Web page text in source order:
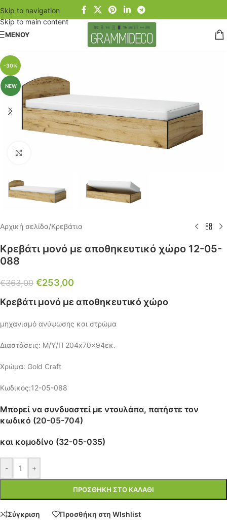
Skip to navigation
Skip to main content
ΜΕΝΟΥ
-30%
NEW
Αρχική σελίδα/Κρεβάτια
Κρεβάτι μονό με αποθηκευτικό χώρο 12-05-
088
€363,00 €253,00
Κρεβάτι μονό με αποθηκευτικό χώρο
μηχανισμό ανύψωσης και στρώμα
Διαστάσεις: Μ/Υ/Π 204x70x94εκ.
Χρώμα: Gold Craft
Κωδικός:12-05-088
Μπορεί να συνδυαστεί με ντουλάπα, πατήστε τον
κωδικό (20-05-704)
και κομοδίνο (32-05-035)
- +
ΠΡΟΣΘΉΚΗ ΣΤΟ ΚΑΛΆΘΙ
Σύγκριση Προσθήκη στη WIshlist